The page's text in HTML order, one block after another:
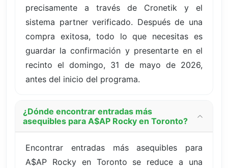
precisamente a través de Cronetik y el
sistema partner verificado. Después de una
compra exitosa, todo lo que necesitas es
guardar la confirmación y presentarte en el
recinto el domingo, 31 de mayo de 2026,
antes del inicio del programa.
¿Dónde encontrar entradas más
asequibles para A$AP Rocky en Toronto?
Encontrar entradas más asequibles para
A$AP Rocky en Toronto se reduce a una